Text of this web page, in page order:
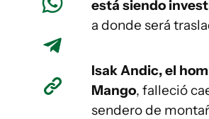
está siendo
a donde será
Isak Andic, el
Mango, falleció
sendero de